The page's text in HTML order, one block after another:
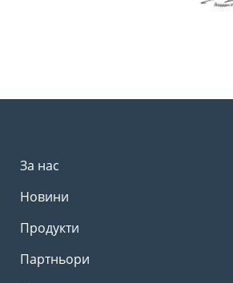
За нас
Новини
Продукти
Партньори